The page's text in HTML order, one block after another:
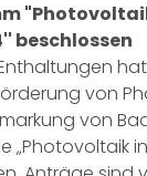
beschlossen
von
von
„Photovoltaik